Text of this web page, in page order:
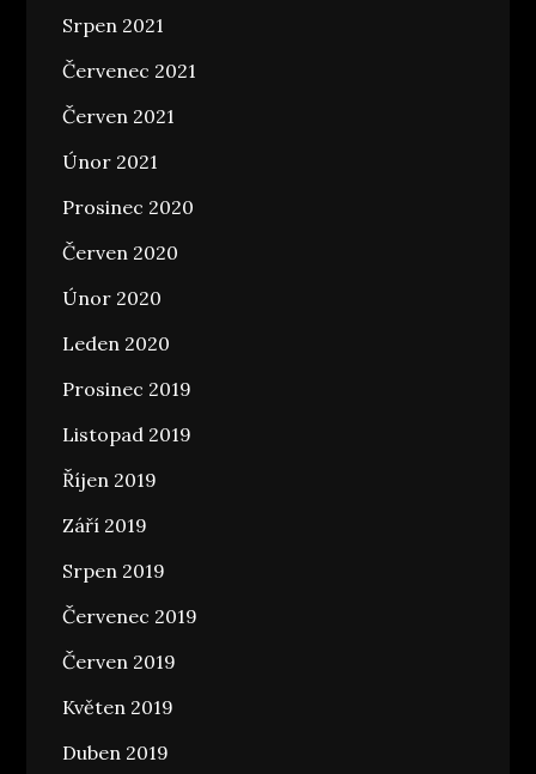
Srpen 2021
Červenec 2021
Červen 2021
Únor 2021
Prosinec 2020
Červen 2020
Únor 2020
Leden 2020
Prosinec 2019
Listopad 2019
Říjen 2019
Září 2019
Srpen 2019
Červenec 2019
Červen 2019
Květen 2019
Duben 2019